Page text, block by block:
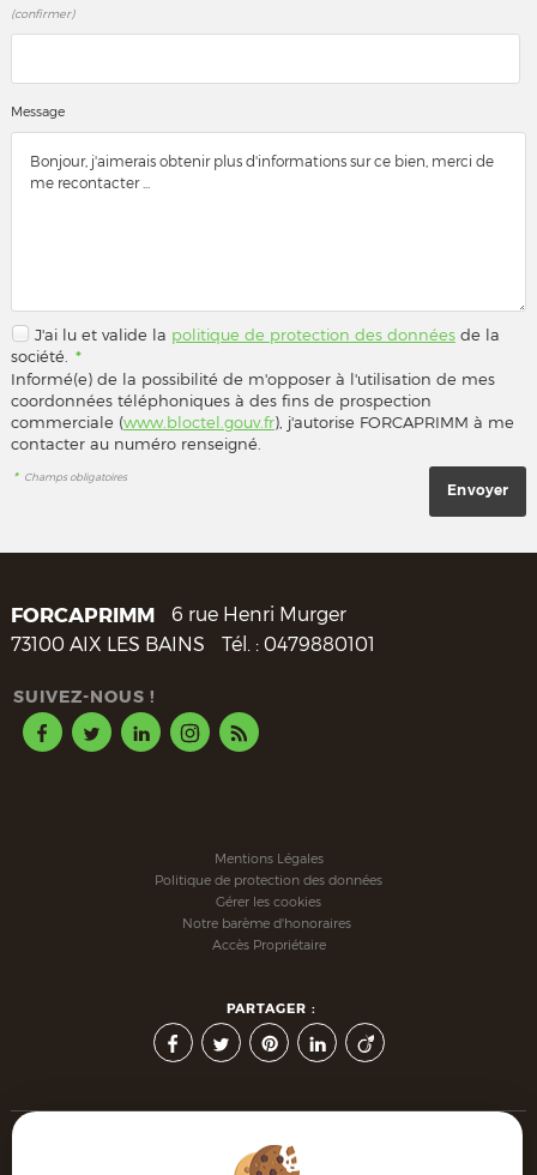
(confirmer)
Message
J'ai lu et valide la politique de protection des donnéesde la
société.
*
Informé(e) de la possibilité de m'opposer à l'utilisation de mes
coordonnées téléphoniques à des fins de prospection
commerciale (www.bloctel.gouv.fr), j'autorise FORCAPRIMM à me
contacter au numéro renseigné.
* Champs obligatoires
FORCAPRIMM
6 rue Henri Murger
73100 AIX LES BAINS Tél. : 0479880101
SUIVEZ-NOUS !
Mentions Légales
Politique de protection des données
Gérer les cookies
Notre barème d'honoraires
Accès Propriétaire
PARTAGER :